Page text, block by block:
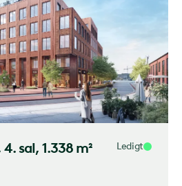
4. sal, 1.338 m² Ledigt